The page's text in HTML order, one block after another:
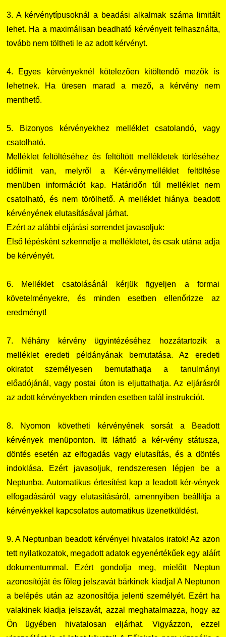
3. A kérvénytípusoknál a beadási alkalmak száma limitált
lehet. Ha a maximálisan beadható kérvényeit felhasználta,
tovább nem töltheti le az adott kérvényt.
4. Egyes kérvényeknél kötelezően kitöltendő mezők is
lehetnek. Ha üresen marad a mező, a kérvény nem
menthető.
5. Bizonyos kérvényekhez melléklet csatolandó, vagy
csatolható.
Melléklet feltöltéséhez és feltöltött mellékletek törléséhez
időlimit van, melyről a Kér-vénymelléklet feltöltése
menüben információt kap. Határidőn túl melléklet nem
csatolható, és nem törölhető. A melléklet hiánya beadott
kérvényének elutasításával járhat.
Ezért az alábbi eljárási sorrendet javasoljuk:
Első lépésként szkennelje a mellékletet, és csak utána adja
be kérvényét.
6. Melléklet csatolásánál kérjük figyeljen a formai
követelményekre, és minden esetben ellenőrizze az
eredményt!
7. Néhány kérvény ügyintézéséhez hozzátartozik a
melléklet eredeti példányának bemutatása. Az eredeti
okiratot személyesen bemutathatja a tanulmányi
előadójánál, vagy postai úton is eljuttathatja. Az eljárásról
az adott kérvényekben minden esetben talál instrukciót.
8. Nyomon követheti kérvényének sorsát a Beadott
kérvények menüponton. Itt látható a kér-vény státusza,
döntés esetén az elfogadás vagy elutasítás, és a döntés
indoklása. Ezért javasoljuk, rendszeresen lépjen be a
Neptunba. Automatikus értesítést kap a leadott kér-vények
elfogadásáról vagy elutasításáról, amennyiben beállítja a
kérvényekkel kapcsolatos automatikus üzenetküldést.
9. A Neptunban beadott kérvényei hivatalos iratok! Az azon
tett nyilatkozatok, megadott adatok egyenértékűek egy aláírt
dokumentummal. Ezért gondolja meg, mielőtt Neptun
azonosítóját és főleg jelszavát bárkinek kiadja! A Neptunon
a belépés után az azonosítója jelenti személyét. Ezért ha
valakinek kiadja jelszavát, azzal meghatalmazza, hogy az
Ön ügyében hivatalosan eljárhat. Vigyázzon, ezzel